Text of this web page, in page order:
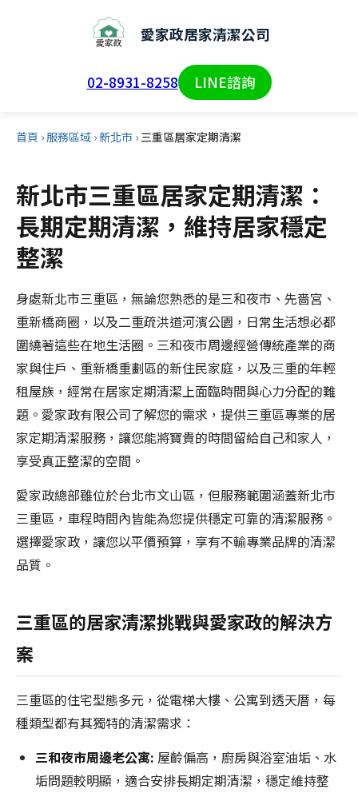
愛家政居家清潔公司
02-8931-8258 LINE諮詢
首頁 › 服務區域 ›新北市 › 三重區居家定期清潔
新北市三重區居家定期清潔：
長期定期清潔，維持居家穩定
整潔
身處新北市三重區，無論您熟悉的是三和夜市、先嗇宮、
重新橋商圈，以及二重疏洪道河濱公園，日常生活想必都
圍繞著這些在地生活圈。三和夜市周邊經營傳統產業的商
家與住戶、重新橋重劃區的新住民家庭，以及三重的年輕
租屋族，經常在居家定期清潔上面臨時間與心力分配的難
題。愛家政有限公司了解您的需求，提供三重區專業的居
家定期清潔服務，讓您能將寶貴的時間留給自己和家人，
享受真正整潔的空間。
愛家政總部雖位於台北市文山區，但服務範圍涵蓋新北市
三重區，車程時間內皆能為您提供穩定可靠的清潔服務。
選擇愛家政，讓您以平價預算，享有不輸專業品牌的清潔
品質。
三重區的居家清潔挑戰與愛家政的解決方
案
三重區的住宅型態多元，從電梯大樓、公寓到透天厝，每
種類型都有其獨特的清潔需求：
三和夜市周邊老公寓: 屋齡偏高，廚房與浴室油垢、水
垢問題較明顯，適合安排長期定期清潔，穩定維持整